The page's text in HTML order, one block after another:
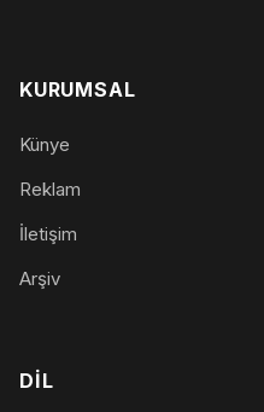
KURUMSAL
Künye
Reklam
İletişim
Arşiv
DIL